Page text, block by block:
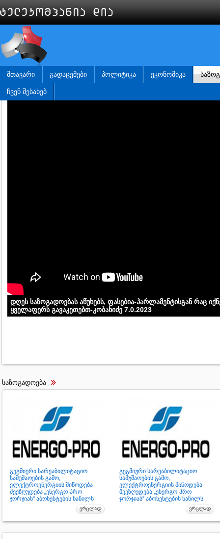
ᲛᲗᲐᲕᲐᲠᲘ ᲒᲐᲓᲐᲪᲔᲛᲔᲑᲘ ᲞᲝᲚᲘᲢᲘᲙᲐ ᲔᲙᲝᲜᲝᲛᲘᲙᲐ
ᲩᲕᲔᲜ ᲨᲔᲡᲐᲮᲔᲑ
დღეს საზოგადოებას აწუხებს, ფასებია-პარლამენტისგან რაც
ყველაფერს გავაკეთებთ-კობახიძე 7.0.2023
საზოგადოება
გეგმიური სარეაბილიტაციო
სამუშაოების გამო,
ელექტროენერგიის მიწოდება
შეეზღუდება „ენერგო-პრო
ჯორჯიას“ აბონენტების ნაწილს
გეგმიური სარეაბილიტაციო
სამუშაოების გამო,
ელექტროენერგიის მიწოდება
შეეზღუდება „ენერგო-პრო
ჯორჯიას“ აბონენტების ნაწილს